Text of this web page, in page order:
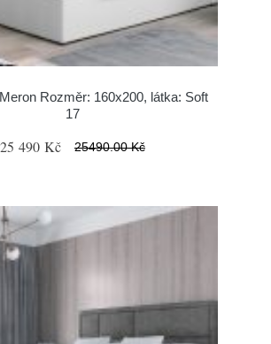
Rozměr: 160x200, látka: Soft
17
25 490 Kč 25490.00 Kč